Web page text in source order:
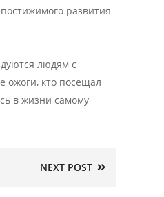
развития
людям с
ожоги, кто посещал
в жизни самому
NEXT POST